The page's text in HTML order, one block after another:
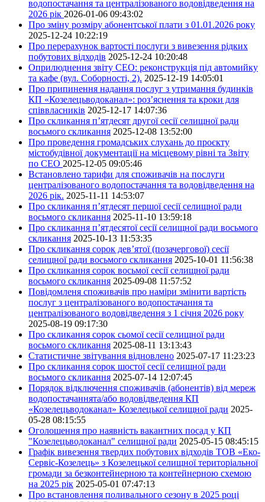
водопостачання та централізованого водовідведення на
2026 рік 2026-01-06 09:43:02
Про зміну розміру абонентської плати з 01.01.2026 року
2025-12-24 10:22:19
Про перерахунок вартості послуги з вивезення рідких
побутових відходів 2025-12-24 10:20:48
Оприлюднення звіту СЕО: реконструкція під автомийку
та кафе (вул. Соборності, 2). 2025-12-19 14:05:01
Про припинення надання послуг з утримання будинків
КП «Козелецьводоканал»: роз’яснення та кроки для
співвласників 2025-12-17 14:07:36
Про скликання п’ятдесят другої сесії селищної ради
восьмого скликання 2025-12-08 13:52:00
Про проведення громадських слухань до проєкту
містобудівної документації на місцевому рівні та Звіту
по СЕО 2025-12-05 09:05:46
Встановлено тарифи для споживачів на послуги
централізованого водопостачання та водовідведення на
2026 рік. 2025-11-11 14:53:07
Про скликання п’ятдесят першої сесії селищної ради
восьмого скликання 2025-11-10 13:59:18
Про скликання п’ятдесятої сесії селищної ради восьмого
скликання 2025-10-13 11:53:35
Про скликання сорок дев’ятої (позачергової) сесії
селищної ради восьмого скликання 2025-10-01 11:56:38
Про скликання сорок восьмої сесії селищної ради
восьмого скликання 2025-09-08 11:57:52
Повідомленя споживачів про наміри змінити вартість
послуг з централізованого водопостачання та
централізованого водовідведення з 1 січня 2026 року
2025-08-19 09:17:30
Про скликання сорок сьомої сесії селищної ради
восьмого скликання 2025-08-11 13:13:43
Статистичне звітування відновлено 2025-07-17 11:23:23
Про скликання сорок шостої сесії селищної ради
восьмого скликання 2025-07-14 12:07:45
Порядок відключення споживачів (абонентів) від мереж
водопостачаннята/або водовідведення КП
«Козелецьводоканал» Козелецької селищної ради 2025-
05-28 08:15:55
Оголошення про наявність вакантних посад у КП
"Козелецьводоканал" селищної ради 2025-05-15 08:45:15
Графік вивезення твердих побутових відходів ТОВ «Еко-
Сервіс-Козелець» з Козелецької селищної територіальної
громади за безконтейнерною та контейнерною схемою
на 2025 рік 2025-05-01 07:47:13
Про встановлення поливального сезону в 2025 році